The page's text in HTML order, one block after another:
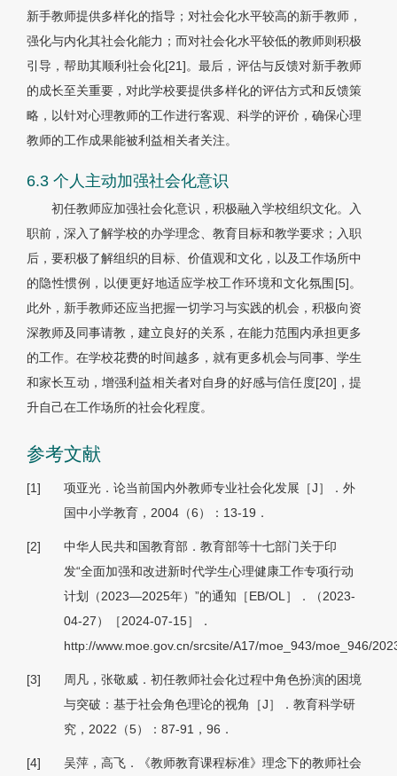
新手教师提供多样化的指导；对社会化水平较高的新手教师，
强化与内化其社会化能力；而对社会化水平较低的教师则积极
引导，帮助其顺利社会化[21]。最后，评估与反馈对新手教师
的成长至关重要，对此学校要提供多样化的评估方式和反馈策
略，以针对心理教师的工作进行客观、科学的评价，确保心理
教师的工作成果能被利益相关者关注。
6.3 个人主动加强社会化意识
初任教师应加强社会化意识，积极融入学校组织文化。入
职前，深入了解学校的办学理念、教育目标和教学要求；入职
后，要积极了解组织的目标、价值观和文化，以及工作场所中
的隐性惯例，以便更好地适应学校工作环境和文化氛围[5]。
此外，新手教师还应当把握一切学习与实践的机会，积极向资
深教师及同事请教，建立良好的关系，在能力范围内承担更多
的工作。在学校花费的时间越多，就有更多机会与同事、学生
和家长互动，增强利益相关者对自身的好感与信任度[20]，提
升自己在工作场所的社会化程度。
参考文献
[1]
项亚光．论当前国内外教师专业社会化发展［J］．外
国中小学教育，2004（6）：13-19．
[2]
中华人民共和国教育部．教育部等十七部门关于印
发“全面加强和改进新时代学生心理健康工作专项行动
计划（2023—2025年）”的通知［EB/OL］．（2023-
04-27）［2024-07-15］．
http://www.moe.gov.cn/srcsite/A17/moe_943/moe_946/
[3]
周凡，张敬威．初任教师社会化过程中角色扮演的困境
与突破：基于社会角色理论的视角［J］．教育科学研
究，2022（5）：87-91，96．
[4]
吴萍，高飞．《教师教育课程标准》理念下的教师社会